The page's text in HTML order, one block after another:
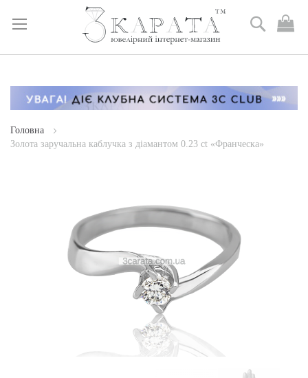
Skip
Content
Пошук
Головна
Золота заручальна каблучка з діамантом 0.23 сt «Франческа»